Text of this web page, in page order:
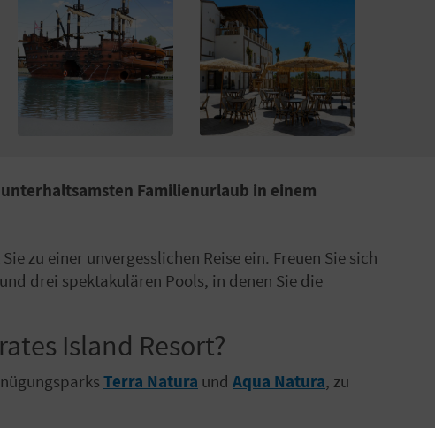
Familienurlaub in einem
zu einer unvergesslichen Reise ein. Freuen Sie sich
und drei spektakulären Pools, in denen Sie die
Island Resort?
Terra Natura und Aqua Natura, zu